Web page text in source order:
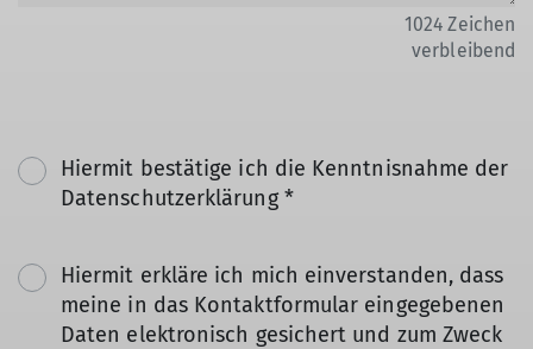
1024 Zeichen
verbleibend
Hiermit bestätige ich die Kenntnisnahme der
Datenschutzerklärung *
Hiermit erkläre ich mich einverstanden, dass
meine in das Kontaktformular eingegebenen
Daten elektronisch gesichert und zum Zweck